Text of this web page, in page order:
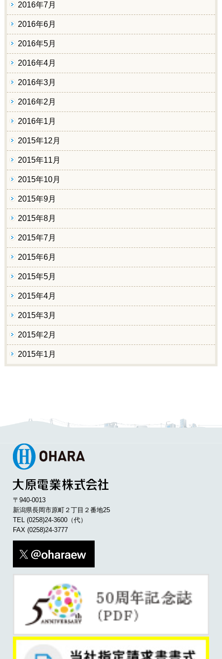
2016年7月
2016年6月
2016年5月
2016年4月
2016年3月
2016年2月
2016年1月
2015年12月
2015年11月
2015年10月
2015年9月
2015年8月
2015年7月
2015年6月
2015年5月
2015年4月
2015年3月
2015年2月
2015年1月
〒940-0013
新潟県長岡市原町２丁目２番地25
TEL(0258)24-3600 （代）
FAX (0258)24-3777